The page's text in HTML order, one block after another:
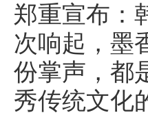
郑重宣布：
次响起，墨
份掌声，都
秀传统文化